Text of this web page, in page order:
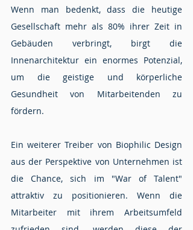
Wenn man bedenkt, dass die heutige
Gesellschaft mehr als 80% ihrer Zeit in
Gebäuden verbringt, birgt die
Innenarchitektur ein enormes Potenzial,
um die geistige und körperliche
Gesundheit von Mitarbeitenden zu
fördern.
Ein weiterer Treiber von Biophilic Design
aus der Perspektive von Unternehmen ist
die Chance, sich im "War of Talent"
attraktiv zu positionieren. Wenn die
Mitarbeiter mit ihrem Arbeitsumfeld